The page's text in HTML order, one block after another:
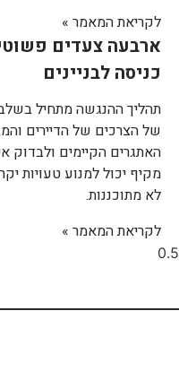
לקריאת המאמר »
ארבעה צעדים
כניסה לבניינים
תהליך ההנגשה מתחיל
של הצרכים של הדיירים
האתגרים הקיימים ולבדוק
מקיף יכול למנוע טעויות
לא מתוכננות.
לקריאת המאמר »